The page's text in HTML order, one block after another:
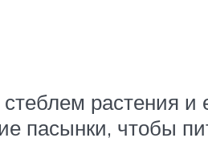
растения
пасынки, чтобы